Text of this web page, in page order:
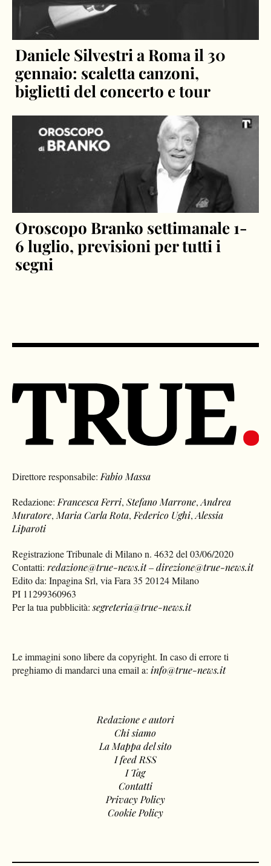
Daniele Silvestri a Roma il 30
gennaio: scaletta canzoni,
biglietti del concerto e tour
Oroscopo Branko settimanale 1-
6 luglio, previsioni per tutti i
segni
Direttore responsabile: Fabio Massa
Redazione: Francesca Ferri,Stefano Marrone,Andrea
Muratore, Maria Carla Rota, Federico Ughi,Alessia
Liparoti
Registrazione Tribunale di Milano n. 4632 del 03/06/2020
Contatti:redazione@true-news.it–direzione@true-news.it
Edito da: Inpagina Srl, via Fara 35 20124 Milano
PI 11299360963
Per la tua pubblicità:segreteria@true-news.it
Le immagini sono libere da copyright. In caso di errore ti
preghiamo di mandarci una email a: info@true-news.it
Redazione e autori
Chi siamo
La Mappa del sito
I feed RSS
I Tag
Contatti
Privacy Policy
Cookie Policy